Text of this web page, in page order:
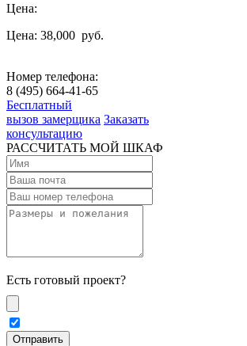
Цена:
Цена: 38,000 руб.
Номер телефона:
8 (495) 664-41-65
Бесплатный
вызов замерщика Заказать
консультацию
РАССЧИТАТЬ МОЙ ШКАФ
Есть готовый проект?